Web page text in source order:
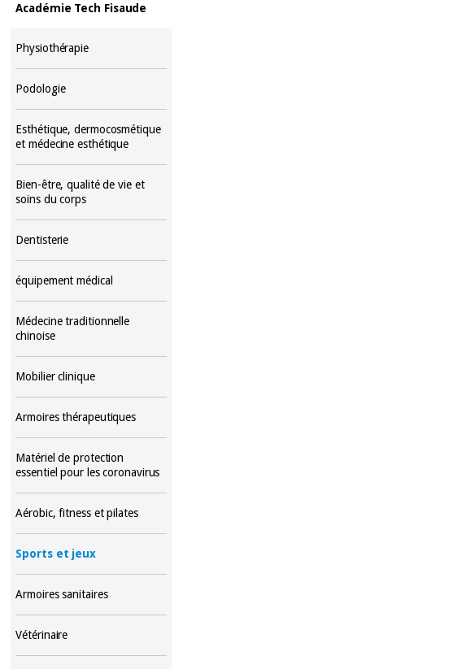
Académie Tech Fisaude
Physiothérapie
Podologie
Esthétique, dermocosmétique
et médecine esthétique
Bien-être, qualité de vie et
soins du corps
Dentisterie
équipement médical
Médecine traditionnelle
chinoise
Mobilier clinique
Armoires thérapeutiques
Matériel de protection
essentiel pour les coronavirus
Aérobic, fitness et pilates
Sports et jeux
Armoires sanitaires
Vétérinaire